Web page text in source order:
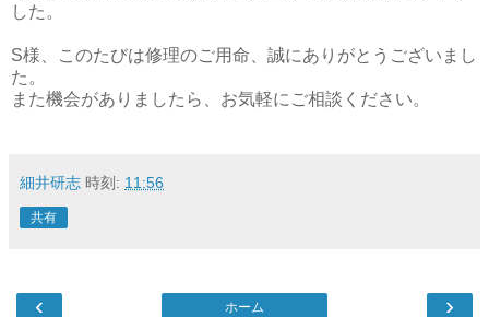
した。
S様、このたびは修理のご用命、誠にありがとうございまし
た。
また機会がありましたら、お気軽にご相談ください。
細井研志 時刻: 11:56
共有
‹ ›
ホーム